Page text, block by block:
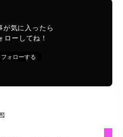
が気に入ったら
ローしてね！